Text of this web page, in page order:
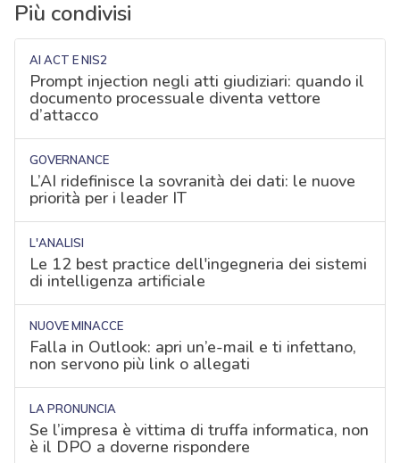
Più condivisi
AI ACT E NIS2
Prompt injection negli atti giudiziari: quando il
documento processuale diventa vettore
d’attacco
GOVERNANCE
L’AI ridefinisce la sovranità dei dati: le nuove
priorità per i leader IT
L'ANALISI
Le 12 best practice dell'ingegneria dei sistemi
di intelligenza artificiale
NUOVE MINACCE
Falla in Outlook: apri un’e-mail e ti infettano,
non servono più link o allegati
LA PRONUNCIA
Se l’impresa è vittima di truffa informatica, non
è il DPO a doverne rispondere